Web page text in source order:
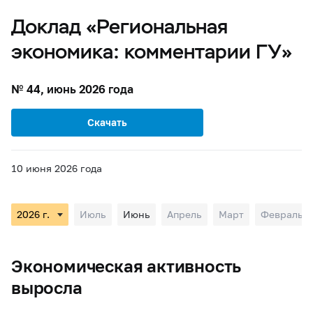
Доклад «Региональная
экономика: комментарии ГУ»
№ 44, июнь 2026 года
Скачать
10 июня 2026 года
Июль Июнь Апрель Март Февраль
Экономическая активность
выросла